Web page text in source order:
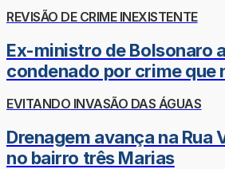
REVISÃO DE CRIME INEXISTENTE
Ex-ministro de Bolsonaro
condenado por crime que
EVITANDO INVASÃO DAS ÁGUAS
Drenagem avança na Rua
no bairro três Marias